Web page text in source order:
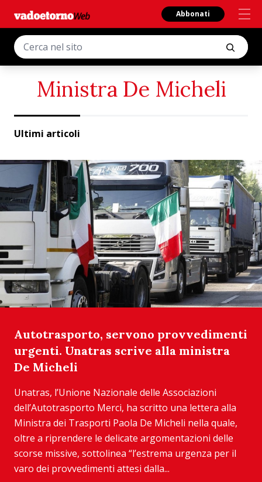
Abbonati
Ministra De Micheli
Ultimi articoli
Autotrasporto, servono provvedimenti
urgenti. Unatras scrive alla ministra
De Micheli
Unatras, l’Unione Nazionale delle Associazioni
dell’Autotrasporto Merci, ha scritto una lettera alla
Ministra dei Trasporti Paola De Micheli nella quale,
oltre a riprendere le delicate argomentazioni delle
scorse missive, sottolinea “l’estrema urgenza per il
varo dei provvedimenti attesi dalla...